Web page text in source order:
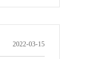
2022-03-15